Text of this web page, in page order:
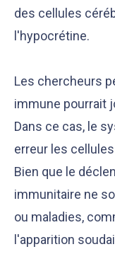
des cellules
l'hypocrétine.
Les chercheurs
immune pourrait
Dans ce cas, le
erreur les
Bien que le
immunitaire ne
ou maladies,
l'apparition